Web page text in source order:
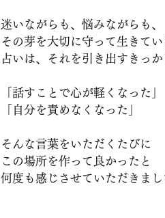
迷いながらも、悩みながらも、
その芽を大切に守って生きてい
占いは、それを引き出すきっか
「話すことで心が軽くなった」
「自分を責めなくなった」
そんな言葉をいただくたびに
この場所を作って良かったと
何度も感じさせていただきまし